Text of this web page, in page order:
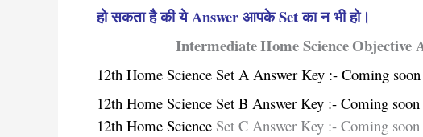
हो सकता है की ये Answer आपके Set का न भी हो।
IntermediateHome ScienceObjective
12th Home Science Set A Answer Key :- Coming soon
12th Home Science Set B Answer Key :- Coming soon
12th Home Science Set C Answer Key :- Coming soon